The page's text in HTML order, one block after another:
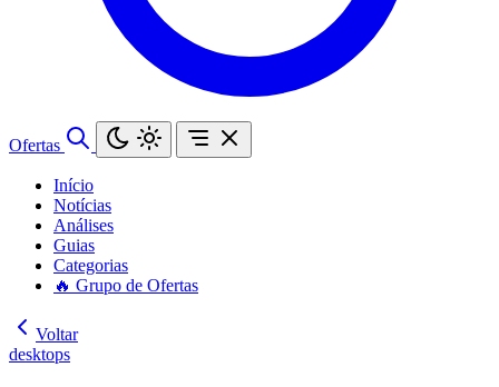
Ofertas
Início
Notícias
Análises
Guias
Categorias
🔥 Grupo de Ofertas
Voltar
desktops